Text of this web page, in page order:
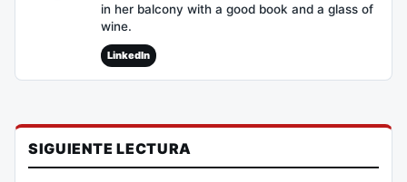
in her balcony with a good book and a glass of
wine.
LinkedIn
SIGUIENTE LECTURA